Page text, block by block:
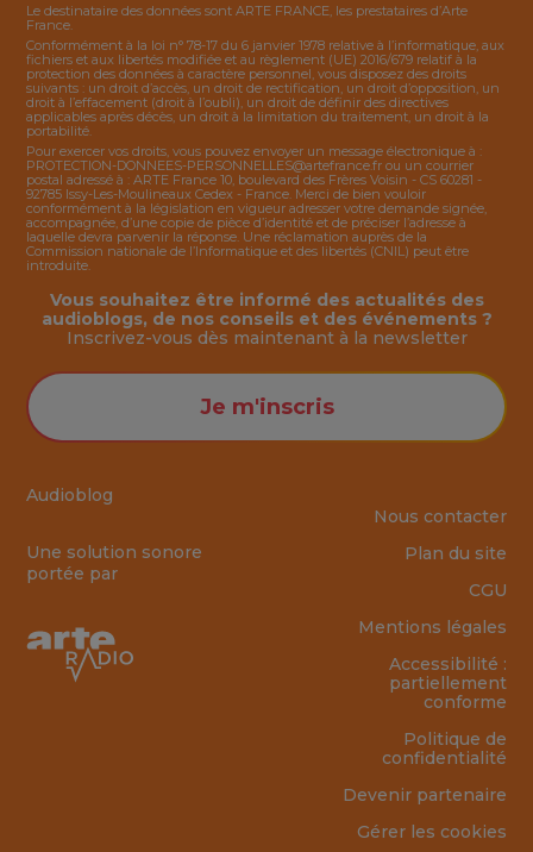
Le destinataire des données sont ARTE FRANCE, les prestataires d’Arte
France.
Conformément à la loi n° 78-17 du 6 janvier 1978 relative à l’informatique, aux
fichiers et aux libertés modifiée et au règlement (UE) 2016/679 relatif à la
protection des données à caractère personnel, vous disposez des droits
suivants : un droit d’accès, un droit de rectification, un droit d’opposition, un
droit à l’effacement (droit à l’oubli), un droit de définir des directives
applicables après décès, un droit à la limitation du traitement, un droit à la
portabilité.
Pour exercer vos droits, vous pouvez envoyer un message électronique à :
PROTECTION-DONNEES-PERSONNELLES@artefrance.fr ou un courrier
postal adressé à : ARTE France 10, boulevard des Frères Voisin - CS 60281 -
92785 Issy-Les-Moulineaux Cedex - France. Merci de bien vouloir
conformément à la législation en vigueur adresser votre demande signée,
accompagnée, d’une copie de pièce d’identité et de préciser l’adresse à
laquelle devra parvenir la réponse. Une réclamation auprès de la
Commission nationale de l’Informatique et des libertés (CNIL) peut être
introduite.
Audioblog
Une solution sonore
portée par
Vous souhaitez être informé des actualités des
audioblogs, de nos conseils et des événements ?
Inscrivez-vous dès maintenant à la newsletter
Je m'inscris
Nous contacter
Plan du site
CGU
Mentions légales
Accessibilité :
partiellement
conforme
Politique de
confidentialité
Devenir partenaire
Gérer les cookies